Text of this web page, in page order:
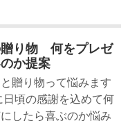
贈り物 何をプレゼ
か提案
贈り物って悩みます
日頃の感謝を込めて何
したら喜ぶのか悩み